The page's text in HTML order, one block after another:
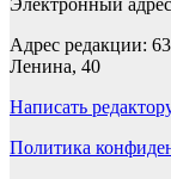
Электронный
Адрес редакции:
Ленина, 40
Написать
Политика